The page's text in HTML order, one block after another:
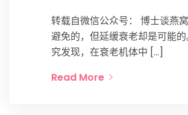
转载自微信公众号： 博士谈燕
避免的，但延缓衰老却是可能
究发现，在衰老机体中 […]
Read More